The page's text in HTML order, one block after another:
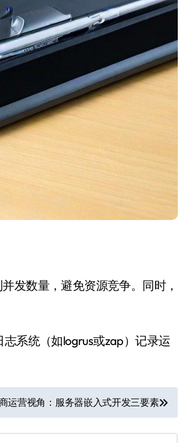
发数量，避免资源竞争。同时，
系统（如logrus或zap）记录运
运营视角：服务器嵌入式开发三要素